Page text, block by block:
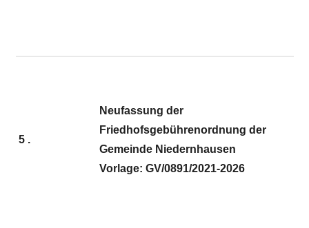
5 .
Neufassung der
Friedhofsgebührenordnung der
Gemeinde Niedernhausen
Vorlage: GV/0891/2021-2026